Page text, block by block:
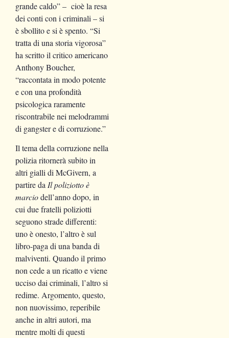
grande caldo” – cioè la resa
dei conti con i criminali – si
è sbollito e si è spento. “Si
tratta di una storia vigorosa”
ha scritto il critico americano
Anthony Boucher,
“raccontata in modo potente
e con una profondità
psicologica raramente
riscontrabile nei melodrammi
di gangster e di corruzione.”
Il tema della corruzione nella
polizia ritornerà subito in
altri gialli di McGivern, a
partire daIl poliziotto è
marciodell’anno dopo, in
cui due fratelli poliziotti
seguono strade differenti:
uno è onesto, l’altro è sul
libro-paga di una banda di
malviventi. Quando il primo
non cede a un ricatto e viene
ucciso dai criminali, l’altro si
redime. Argomento, questo,
non nuovissimo, reperibile
anche in altri autori, ma
mentre molti di questi